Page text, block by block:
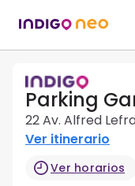
Parking
22 Av. Alfred
Ver itinerario
Ver horarios